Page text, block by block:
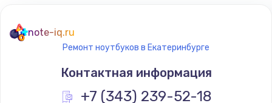
Ремонт микрофона
450 руб.
Заказать
note-iq.ru
Ремонт ноутбуков в Екатеринбурге
Контактная информация
+7 (343) 239-52-18